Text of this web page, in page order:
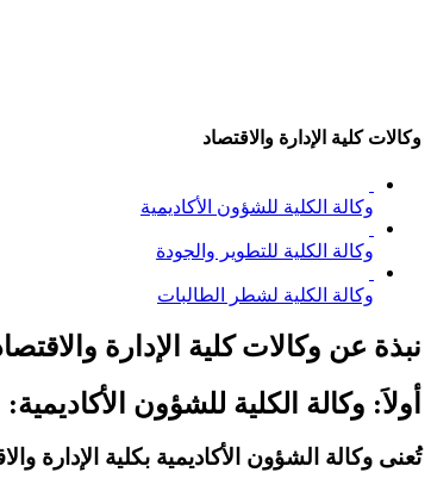
وكالات كلية الإدارة والاقتصاد
وكالة الكلية للشؤون الأكاديمية
وكالة الكلية للتطوير والجودة
وكالة الكلية لشطر الطالبات
نبذة عن وكالات كلية الإدارة
أولاَ: وكالة الكلية للشؤون الأكاديمية:
تُعنى وكالة الشؤون الأكاديمية بكلية الإدارة